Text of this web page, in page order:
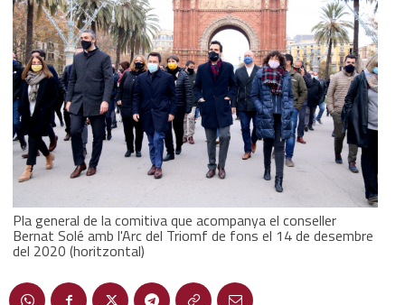
Pla general de la comitiva que acompanya el conseller
Bernat Solé amb l'Arc del Triomf de fons el 14 de desembre
del 2020 (horitzontal)